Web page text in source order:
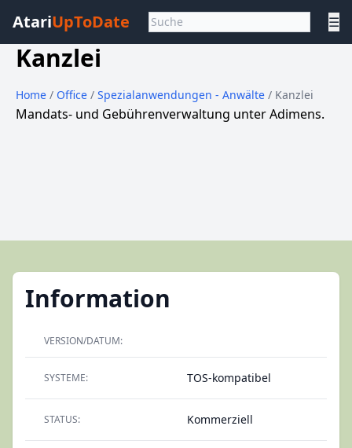
AtariUpToDate ☰
Kanzlei
Home/ Office / Spezialanwendungen - Anwälte / Kanzlei
Mandats- und Gebührenverwaltung unter Adimens.
Information
VERSION/DATUM:
SYSTEME: TOS-kompatibel
STATUS: Kommerziell